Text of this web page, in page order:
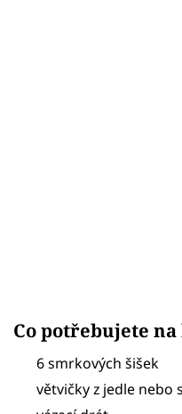
Co potřebujete
6 smrkových šišek
větvičky z jedle nebo